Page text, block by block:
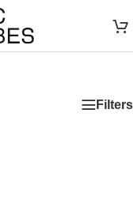
Filters